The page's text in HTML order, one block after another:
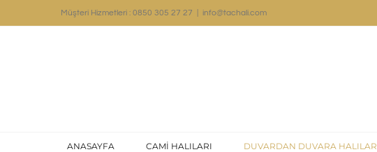
Müşteri Hizmetleri : 0850 305 27 27 info@tachali.com
ANASAYFA CAMİ HALILARI DUVARDAN DUVARA HALILAR